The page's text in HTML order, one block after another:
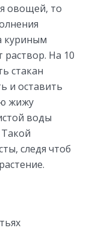
овощей, то
куриным
раствор. На 10
стакан
и оставить
жижу
воды
следя чтоб